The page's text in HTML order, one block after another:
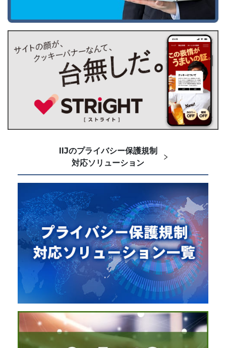
IIJのプライバシー保護規制
対応ソリューション